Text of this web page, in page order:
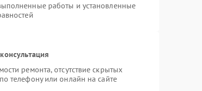
работы и установленные
ремонта, отсутствие скрытых
телефону или онлайн на сайте